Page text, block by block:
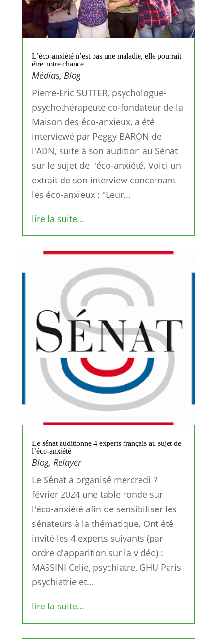
L’éco-anxiété n’est pas une maladie, elle pourrait
être notre chance
Médias, Blog
Pierre-Eric SUTTER, psychologue-
psychothérapeute co-fondateur de la
Maison des éco-anxieux, a été
interviewé par Peggy BARON de
l'ADN, suite à son audition au Sénat
sur le sujet de l'éco-anxiété. Voici un
extrait de son interview concernant
les éco-anxieux : "Leur...
lire la suite...
Le sénat auditionne 4 experts français au sujet de
l’éco-anxiété
Blog, Relayer
Le Sénat a organisé mercredi 7
février 2024 une table ronde sur
l'éco-anxiété afin de sensibiliser les
sénateurs à la thématique. Ont été
invité les 4 experts suivants (par
ordre d'apparition sur la vidéo) :
MASSINI Célie, psychiatre, GHU Paris
psychiatrie et...
lire la suite...